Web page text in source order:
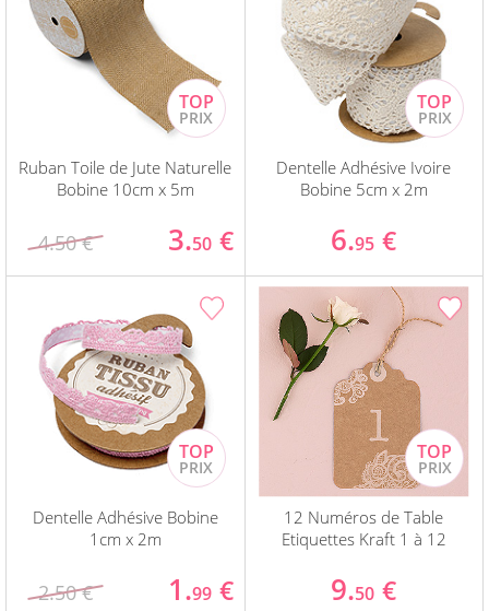
Ruban Toile de Jute Naturelle
Bobine 10cm x 5m
4.50 € 3.50 €
Dentelle Adhésive Ivoire
Bobine 5cm x 2m
6.95 €
Dentelle Adhésive Bobine
1cm x 2m
2.50 € 1.99 €
12 Numéros de Table
Etiquettes Kraft 1 à 12
9.50 €